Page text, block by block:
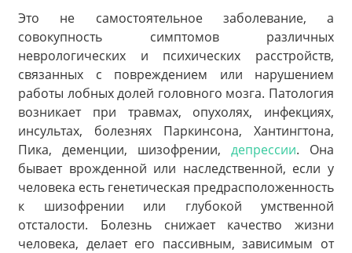
Это не самостоятельное заболевание, а
совокупность симптомов различных
неврологических и психических расстройств,
связанных с повреждением или нарушением
работы лобных долей головного мозга. Патология
возникает при травмах, опухолях, инфекциях,
инсультах, болезнях Паркинсона, Хантингтона,
Пика, деменции, шизофрении, депрессии. Она
бывает врожденной или наследственной, если у
человека есть генетическая предрасположенность
к шизофрении или глубокой умственной
отсталости. Болезнь снижает качество жизни
человека, делает его пассивным, зависимым от